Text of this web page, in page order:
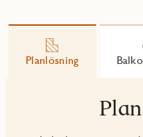
Planlösning